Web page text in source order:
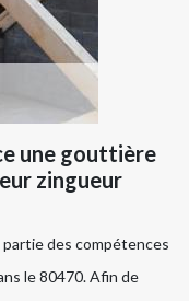
une gouttière
zingueur
des compétences
le 80470. Afin de